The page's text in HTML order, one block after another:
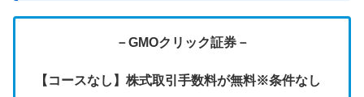
－GMOクリック証券－
【コースなし】株式取引手数料が無料※条件なし